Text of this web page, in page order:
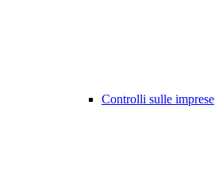
Controlli sulle imprese